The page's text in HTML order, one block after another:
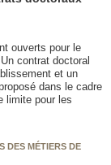
ouverts pour le
contrat doctoral
et un
dans le cadre
limite pour les
DES MÉTIERS DE